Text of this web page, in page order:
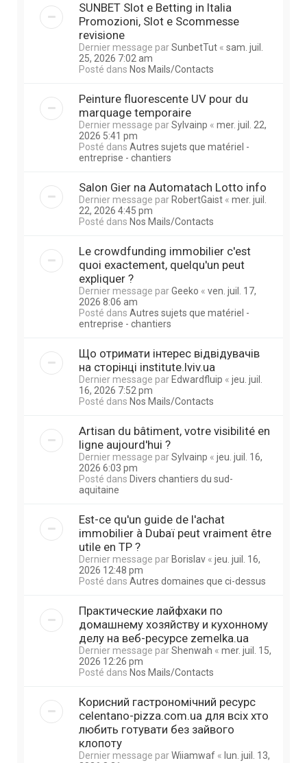
SUNBET Slot e Betting in Italia
Promozioni, Slot e Scommesse
revisione
Dernier message parSunbetTut « sam. juil.
25, 2026 7:02 am
Posté dans Nos Mails/Contacts
Peinture fluorescente UV pour du
marquage temporaire
Dernier message parSylvainp « mer. juil. 22,
2026 5:41 pm
Posté dans Autres sujets que matériel -
entreprise - chantiers
Salon Gier na Automatach Lotto info
Dernier message par RobertGaist « mer. juil.
22, 2026 4:45 pm
Posté dans Nos Mails/Contacts
Le crowdfunding immobilier c'est
quoi exactement, quelqu'un peut
expliquer ?
Dernier message parGeeko « ven. juil. 17,
2026 8:06 am
Posté dans Autres sujets que matériel -
entreprise - chantiers
Що отримати інтерес відвідувачів
на сторінці institute.lviv.ua
Dernier message par Edwardfluip « jeu. juil.
16, 2026 7:52 pm
Posté dans Nos Mails/Contacts
Artisan du bâtiment, votre visibilité en
ligne aujourd'hui ?
Dernier message parSylvainp « jeu. juil. 16,
2026 6:03 pm
Posté dans Divers chantiers du sud-
aquitaine
Est-ce qu'un guide de l'achat
immobilier à Dubaï peut vraiment être
utile en TP ?
Dernier message par Borislav « jeu. juil. 16,
2026 12:48 pm
Posté dans Autres domaines que ci-dessus
Практические лайфхаки по
домашнему хозяйству и кухонному
делу на веб-ресурсе zemelka.ua
Dernier message parShenwah « mer. juil. 15,
2026 12:26 pm
Posté dans Nos Mails/Contacts
Корисний гастрономічний ресурс
celentano-pizza.com.ua для всіх хто
любить готувати без зайвого
клопоту
Dernier message parWiiamwaf « lun. juil. 13,